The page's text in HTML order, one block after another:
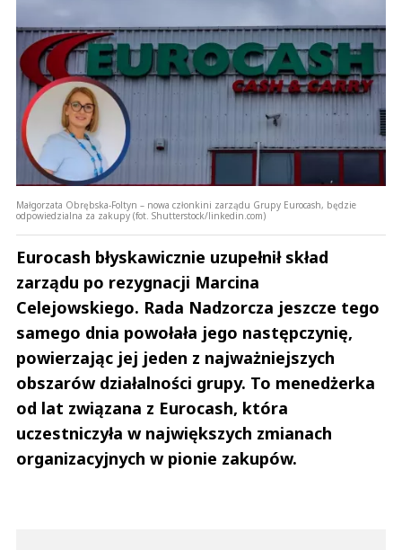
Małgorzata Obrębska-Foltyn – nowa członkini zarządu Grupy Eurocash, będzie
odpowiedzialna za zakupy (fot. Shutterstock/linkedin.com)
Eurocash błyskawicznie uzupełnił skład
zarządu po rezygnacji Marcina
Celejowskiego. Rada Nadzorcza jeszcze tego
samego dnia powołała jego następczynię,
powierzając jej jeden z najważniejszych
obszarów działalności grupy. To menedżerka
od lat związana z Eurocash, która
uczestniczyła w największych zmianach
organizacyjnych w pionie zakupów.